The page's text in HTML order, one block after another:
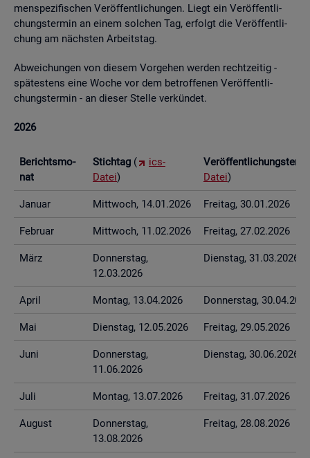
men­spe­zi­fi­schen Ver­öf­fent­li­chun­gen. Liegt ein Ver­öf­fent­li­
chungs­ter­min an einem sol­chen Tag, er­folgt die Ver­öf­fent­li­
chung am nächs­ten Ar­beits­tag.
Ab­wei­chun­gen von die­sem Vor­ge­hen wer­den recht­zei­tig -
spä­tes­tens eine Woche vor dem be­trof­fe­nen Ver­öf­fent­li­
chungs­ter­min - an die­ser Stel­le ver­kün­det.
2026
Be­richts­mo­
nat
Stich­tag (
ics-
Datei)
Datei)
Ja­nu­ar Mitt­woch, 14.01.2026 Frei­tag, 30.01.2026
Fe­bru­ar Mitt­woch, 11.02.2026 Frei­tag, 27.02.2026
März
Don­ners­tag,
12.03.2026
Diens­tag, 31.03.2026
April Mon­tag, 13.04.2026 Don­ners­tag,
Mai Diens­tag, 12.05.2026 Frei­tag, 29.05.2026
Juni
Don­ners­tag,
11.06.2026
Diens­tag, 30.06.2026
Juli Mon­tag, 13.07.2026 Frei­tag, 31.07.2026
Au­gust
Don­ners­tag,
13.08.2026
Frei­tag, 28.08.2026